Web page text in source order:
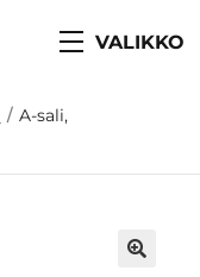
VALIKKO
A-sali,